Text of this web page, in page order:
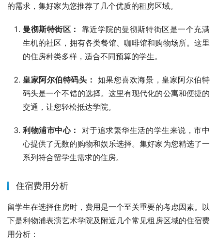
的需求，集好家为您推荐了几个优质的租房区域。
曼彻斯特街区：
靠近学院的曼彻斯特街区是一个充满
生机的社区，拥有各类餐馆、咖啡馆和购物场所。这里
的住房种类多样，适合不同预算的学生。
皇家阿尔伯特码头： 如果您喜欢海景，皇家阿尔伯特
码头是一个不错的选择。这里有现代化的公寓和便捷的
交通，让您轻松抵达学院。
利物浦市中心：
对于追求繁华生活的学生来说，市中
心提供了无数的购物和娱乐选择。集好家为您精选了一
系列符合留学生需求的住房。
住宿费用分析
留学生在选择住房时，费用是一个至关重要的考虑因素。以
下是利物浦表演艺术学院及附近几个常见租房区域的住宿费
用分析：